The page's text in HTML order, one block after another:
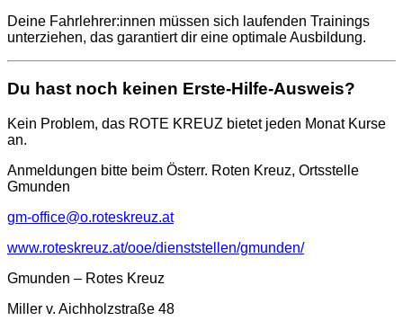
Deine Fahrlehrer:innen müssen sich laufenden Trainings
unterziehen, das garantiert dir eine optimale Ausbildung.
Du hast noch keinen Erste-Hilfe-Ausweis?
Kein Problem, das ROTE KREUZ bietet jeden Monat Kurse
an.
Anmeldungen bitte beim Österr. Roten Kreuz, Ortsstelle
Gmunden
gm-office@o.roteskreuz.at
www.roteskreuz.at/ooe/dienststellen/gmunden/
Gmunden – Rotes Kreuz
Miller v. Aichholzstraße 48